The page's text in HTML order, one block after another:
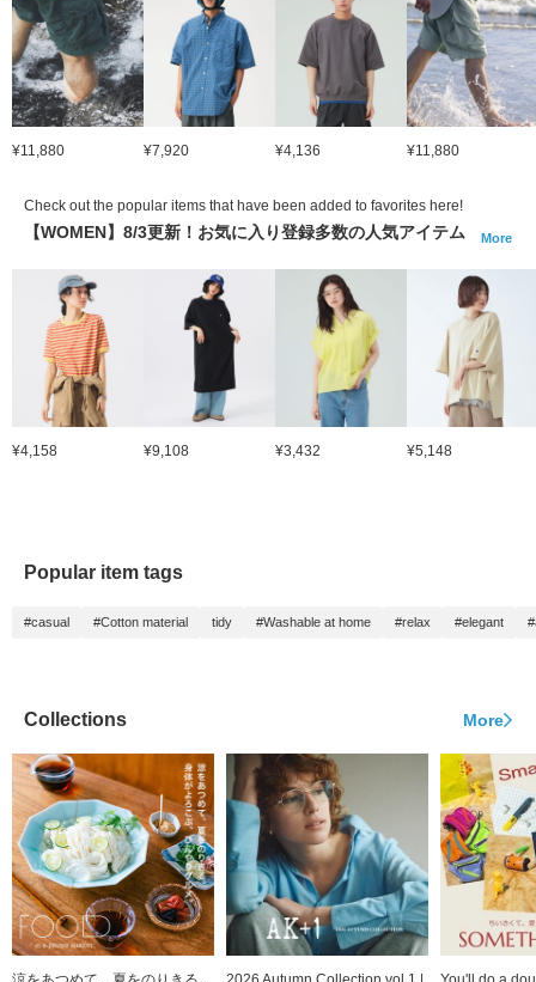
¥11,880 ¥7,920 ¥4,136 ¥11,880
Check out the popular items that have been added to favorites here!
【WOMEN】8/3更新！お気に入り登録多数の人気アイテム More
¥4,158 ¥9,108 ¥3,432 ¥5,148
Popular item tags
#casual #Cotton material tidy #Washable at home #relax #elegant
Collections More